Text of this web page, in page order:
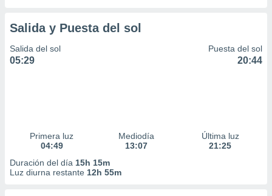
Salida y Puesta del sol
Salida del sol
05:29
Puesta del sol
20:44
Primera luz
04:49
Mediodía
13:07
Última luz
21:25
Duración del día 15h 15m
Luz diurna restante 12h 55m